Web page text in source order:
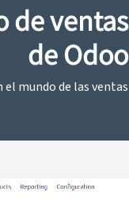
de ventas
de Odoo
mundo de las ventas